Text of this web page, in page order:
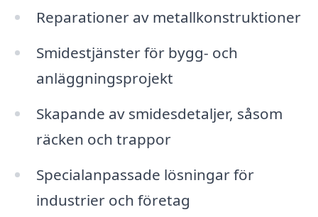
Reparationer av metallkonstruktioner
Smidestjänster för bygg- och
anläggningsprojekt
Skapande av smidesdetaljer, såsom
räcken och trappor
Specialanpassade lösningar för
industrier och företag